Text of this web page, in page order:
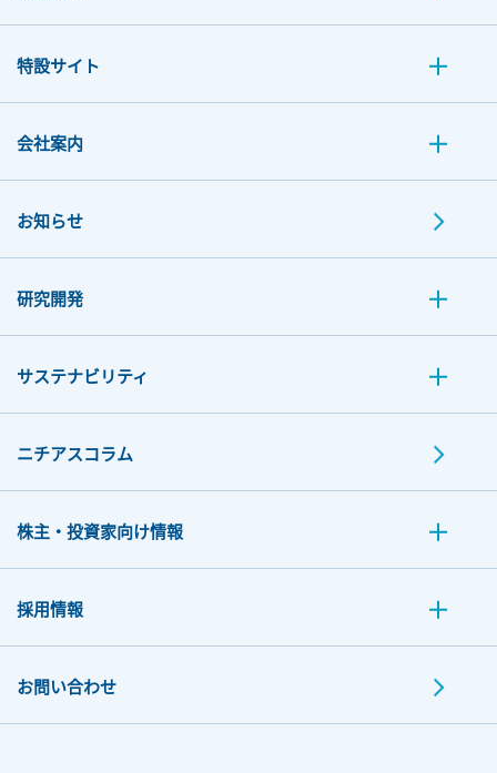
特設サイト
会社案内
お知らせ
研究開発
サステナビリティ
ニチアスコラム
株主・投資家向け情報
採用情報
お問い合わせ